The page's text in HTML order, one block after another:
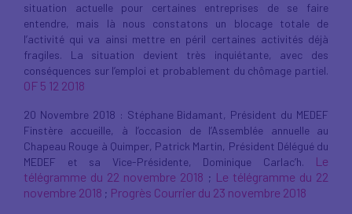
situation actuelle pour certaines entreprises de se faire
entendre, mais là nous constatons un blocage totale de
l’activité qui va ainsi mettre en péril certaines activités déjà
fragiles. La situation devient très inquiétante, avec des
conséquences sur l’emploi et probablement du chômage partiel.
OF 5 12 2018
20 Novembre 2018 : Stéphane Bidamant, Président du MEDEF
Finstère accueille, à l’occasion de l’Assemblée annuelle au
Chapeau Rouge à Quimper, Patrick Martin, Président Délégué du
MEDEF et sa Vice-Présidente, Dominique Carlac’h.
Le
télégramme du 22 novembre 2018 ; Le télégramme du 22
novembre 2018 ; Progrès Courrier du 23 novembre 2018